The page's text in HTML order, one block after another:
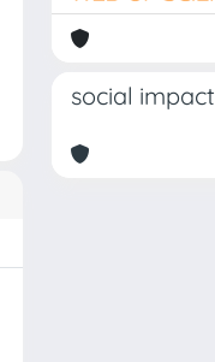
social impact